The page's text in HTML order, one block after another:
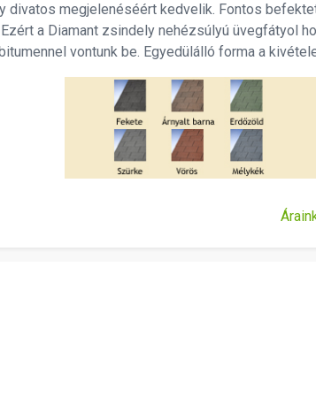
divatos megjelenéséért kedvelik. Fontos
a Diamant zsindely nehézsúlyú üvegfátyol
vontunk be. Egyedülálló forma a